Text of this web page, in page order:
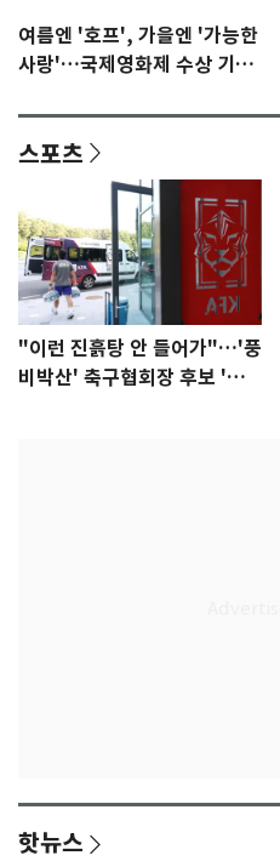
여름엔 '호프', 가을엔 '가능한
사랑'…국제영화제 수상 기대
스포츠
"이런 진흙탕 안 들어가"…'풍
비박산' 축구협회장 후보 '실
핫뉴스